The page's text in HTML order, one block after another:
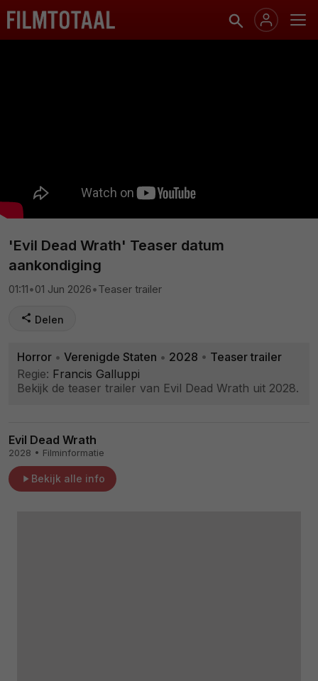
'Evil Dead Wrath' Teaser datum
aankondiging
01:11•01 Jun 2026•Teaser trailer
Delen
Horror • Verenigde Staten • 2028 • Teaser trailer
Regie: Francis Galluppi
Bekijk de teaser trailer van Evil Dead Wrath uit 2028.
Evil Dead Wrath
2028 • Filminformatie
Bekijk alle info